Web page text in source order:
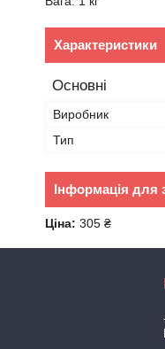
Характеристики
Основні
Виробник
Тип
Інформація для
Ціна: 305 ₴